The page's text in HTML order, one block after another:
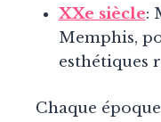
XXe siècle:
Memphis,
esthétiques
Chaque époque